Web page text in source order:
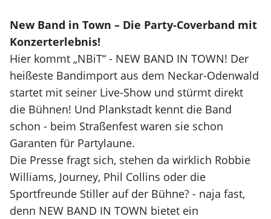
New Band in Town – Die Party-Coverband mit
Konzerterlebnis!
Hier kommt „NBiT“ - NEW BAND IN TOWN! Der
heißeste Bandimport aus dem Neckar-Odenwald
startet mit seiner Live-Show und stürmt direkt
die Bühnen! Und Plankstadt kennt die Band
schon - beim Straßenfest waren sie schon
Garanten für Partylaune.
​Die Presse fragt sich, stehen da wirklich Robbie
Williams, Journey, Phil Collins oder die
Sportfreunde Stiller auf der Bühne? - naja fast,
denn NEW BAND IN TOWN bietet ein